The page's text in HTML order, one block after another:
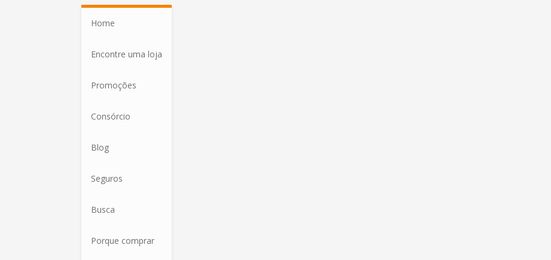
Home
Encontre uma loja
Promoções
Consórcio
Blog
Seguros
Busca
Porque comprar